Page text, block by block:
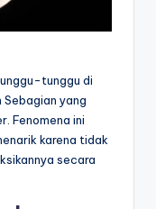
tunggu di
yang
Fenomena ini
karena tidak
secara